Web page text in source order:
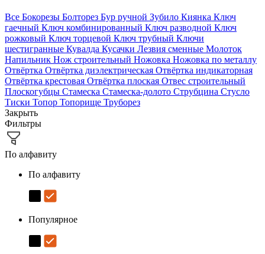
Все Бокорезы Болторез Бур ручной Зубило Киянка Ключ
гаечный Ключ комбинированный Ключ разводной Ключ
рожковый Ключ торцевой Ключ трубный Ключи
шестигранные Кувалда Кусачки Лезвия сменные Молоток
Напильник Нож строительный Ножовка Ножовка по металлу
Отвёртка Отвёртка диэлектрическая Отвёртка индикаторная
Отвёртка крестовая Отвёртка плоская Отвес строительный
Плоскогубцы Стамеска Стамеска-долото Струбцина Стусло
Тиски Топор Топорище Труборез
Закрыть
Фильтры
По алфавиту
По алфавиту
Популярное